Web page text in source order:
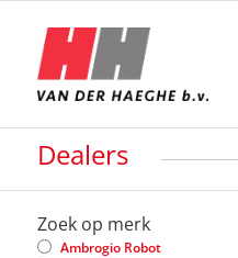
Dealers
Zoek op merk
Ambrogio Robot